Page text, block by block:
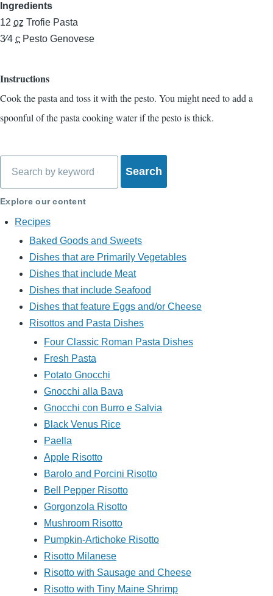
Ingredients
12 oz Trofie Pasta
3⁄4 c Pesto Genovese
Instructions
Cook the pasta and toss it with the pesto. You might need to add a
spoonful of the pasta cooking water if the pesto is thick.
Explore our content
Recipes
Baked Goods and Sweets
Dishes that are Primarily Vegetables
Dishes that include Meat
Dishes that include Seafood
Dishes that feature Eggs and/or Cheese
Risottos and Pasta Dishes
Four Classic Roman Pasta Dishes
Fresh Pasta
Potato Gnocchi
Gnocchi alla Bava
Gnocchi con Burro e Salvia
Black Venus Rice
Paella
Apple Risotto
Barolo and Porcini Risotto
Bell Pepper Risotto
Gorgonzola Risotto
Mushroom Risotto
Pumpkin-Artichoke Risotto
Risotto Milanese
Risotto with Sausage and Cheese
Risotto with Tiny Maine Shrimp